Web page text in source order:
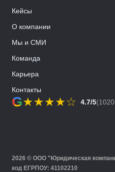
G★★★★☆ 4.7/5
Кейсы
О компании
Мы и СМИ
Команда
Карьера
Контакты
2026 © ООО "Юридическая
код ЕГРПОУ: 41102210